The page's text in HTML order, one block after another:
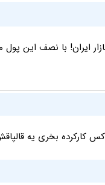
بالای 2 میلیارد در بازار
کارکرده بخری یه